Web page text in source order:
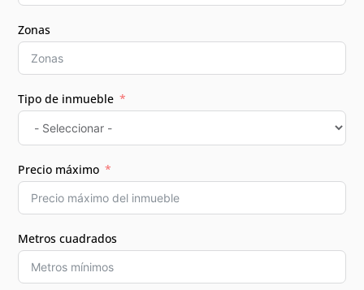
Zonas
Tipo de inmueble
Precio máximo
Metros cuadrados